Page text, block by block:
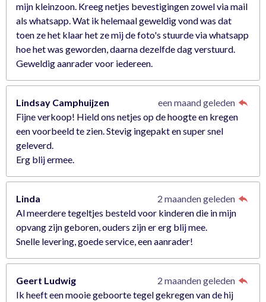
mijn kleinzoon. Kreeg netjes bevestigingen zowel via mail
als whatsapp. Wat ik helemaal geweldig vond was dat
toen ze het klaar het ze mij de foto's stuurde via whatsapp
hoe het was geworden, daarna dezelfde dag verstuurd.
Geweldig aanrader voor iedereen.
Lindsay Camphuijzen
een maand geleden
Fijne verkoop! Hield ons netjes op de hoogte en kregen
een voorbeeld te zien. Stevig ingepakt en super snel
geleverd.
Erg blij ermee.
Linda
2 maanden geleden
Al meerdere tegeltjes besteld voor kinderen die in mijn
opvang zijn geboren, ouders zijn er erg blij mee.
Snelle levering, goede service, een aanrader!
Geert Ludwig
2 maanden geleden
Ik heeft een mooie geboorte tegel gekregen van de hij